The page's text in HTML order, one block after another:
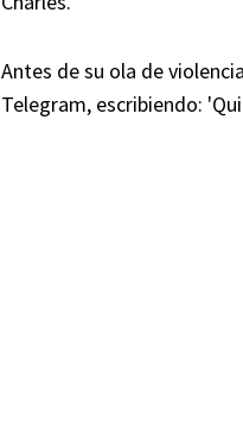
Antes de su ola de
Telegram, escribiendo: